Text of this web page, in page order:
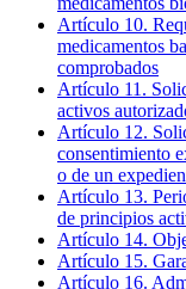
Artículo 10.
medicamentos
comprobados
Artículo 11.
activos
Artículo 12.
consentimiento
o de un
Artículo 13.
de principios
Artículo 14.
Artículo 15.
Artículo 16.